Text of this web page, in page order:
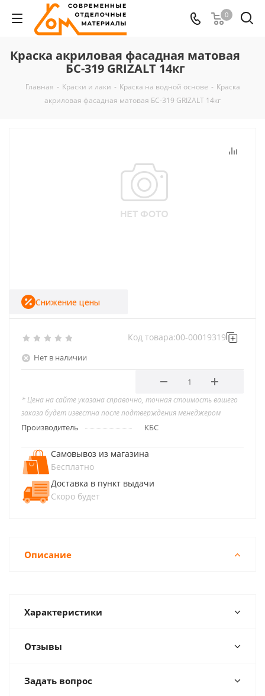
0
Краска акриловая фасадная матовая
БС-319 GRIZALT 14кг
Главная - Краски и лаки - Краска на водной основе - Краска
акриловая фасадная матовая БС-319 GRIZALT 14кг
Нет в наличии
Код товара:00-00019319
Снижение цены
* Цена на сайте указана справочно, точная стоимость вашего
заказа будет известна после подтверждения менеджером
Производитель КБС
Самовывоз из магазина
Бесплатно
Доставка в пункт выдачи
Скоро будет
Описание
Характеристики
Отзывы
Задать вопрос